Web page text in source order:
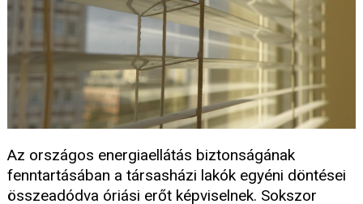
Az országos energiaellátás biztonságának
fenntartásában a társasházi lakók egyéni döntései
összeadódva óriási erőt képviselnek. Sokszor